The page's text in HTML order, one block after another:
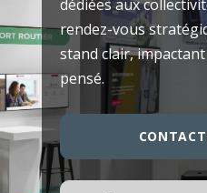
dédiées aux
rendez-vous
stand clair,
pensé.